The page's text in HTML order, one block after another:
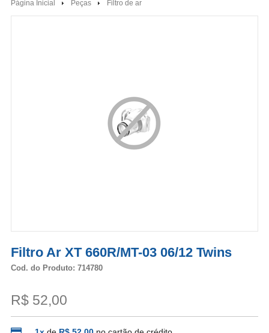
Página Inicial Peças Filtro de ar
Filtro Ar XT 660R/MT-03 06/12 Twins
Cod. do Produto: 714780
R$ 52,00